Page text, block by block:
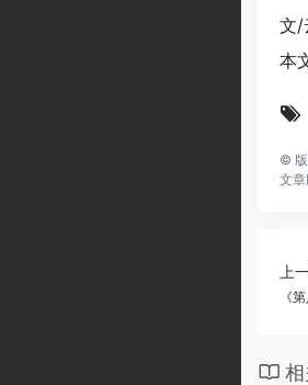
文/
本
©
文章
上
《